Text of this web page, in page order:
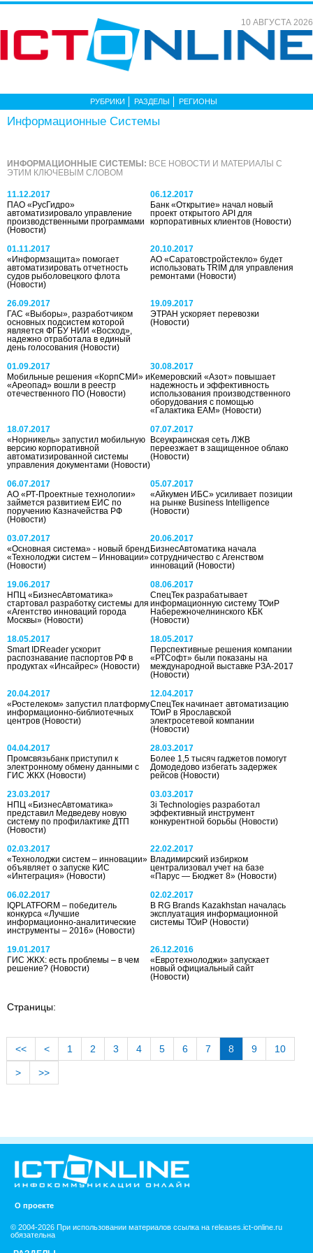
10 АВГУСТА 2026
РУБРИКИ РАЗДЕЛЫ РЕГИОНЫ
Информационные Системы
ИНФОРМАЦИОННЫЕ СИСТЕМЫ: ВСЕ НОВОСТИ И МАТЕРИАЛЫ С
ЭТИМ КЛЮЧЕВЫМ СЛОВОМ
11.12.2017
ПАО «РусГидро»
автоматизировало управление
производственными программами
(Новости)
06.12.2017
Банк «Открытие» начал новый
проект открытого API для
корпоративных клиентов(Новости)
01.11.2017
«Информзащита» помогает
автоматизировать отчетность
судов рыболовецкого флота
(Новости)
20.10.2017
АО «Саратовстройстекло» будет
использовать TRIM для управления
ремонтами(Новости)
26.09.2017
ГАС «Выборы», разработчиком
основных подсистем которой
является ФГБУ НИИ «Восход»,
надежно отработала в единый
день голосования (Новости)
19.09.2017
ЭТРАН ускоряет перевозки
(Новости)
01.09.2017
Мобильные решения «КорпСМИ» и
«Ареопад» вошли в реестр
отечественного ПО (Новости)
30.08.2017
Кемеровский «Азот» повышает
надежность и эффективность
использования производственного
оборудования с помощью
«Галактика ЕАМ»(Новости)
18.07.2017
«Норникель» запустил мобильную
версию корпоративной
автоматизированной системы
управления документами (Новости)
07.07.2017
Всеукраинская сеть ЛЖВ
переезжает в защищенное облако
(Новости)
06.07.2017
АО «РТ-Проектные технологии»
займется развитием ЕИС по
поручению Казначейства РФ
(Новости)
05.07.2017
«Айкумен ИБС» усиливает позиции
на рынке Business Intelligence
(Новости)
03.07.2017
«Основная система» - новый бренд
«Технолоджи систем – Инновации»
(Новости)
20.06.2017
БизнесАвтоматика начала
сотрудничество с Агенством
инноваций(Новости)
19.06.2017
НПЦ «БизнесАвтоматика»
стартовал разработку системы для
«Агентство инноваций города
Москвы» (Новости)
08.06.2017
СпецТек разрабатывает
информационную систему ТОиР
Набережночелнинского КБК
(Новости)
18.05.2017
Smart IDReader ускорит
распознавание паспортов РФ в
продуктах «Инсайрес» (Новости)
18.05.2017
Перспективные решения компании
«РТСофт» были показаны на
международной выставке РЗА-2017
(Новости)
20.04.2017
«Ростелеком» запустил платформу
информационно-библиотечных
центров (Новости)
12.04.2017
СпецТек начинает автоматизацию
ТОиР в Ярославской
электросетевой компании
(Новости)
04.04.2017
Промсвязьбанк приступил к
электронному обмену данными с
ГИС ЖКХ (Новости)
28.03.2017
Более 1,5 тысяч гаджетов помогут
Домодедово избегать задержек
рейсов(Новости)
23.03.2017
НПЦ «БизнесАвтоматика»
представил Медведеву новую
систему по профилактике ДТП
(Новости)
03.03.2017
3i Technologies разработал
эффективный инструмент
конкурентной борьбы(Новости)
02.03.2017
«Технолоджи систем – инновации»
объявляет о запуске КИС
«Интеграция» (Новости)
22.02.2017
Владимирский избирком
централизовал учет на базе
«Парус — Бюджет 8»(Новости)
06.02.2017
IQPLATFORM – победитель
конкурса «Лучшие
информационно-аналитические
инструменты – 2016» (Новости)
02.02.2017
В RG Brands Kazakhstan началась
эксплуатация информационной
системы ТОиР(Новости)
19.01.2017
ГИС ЖКХ: есть проблемы – в чем
решение? (Новости)
26.12.2016
«Евротехнолоджи» запускает
новый официальный сайт
(Новости)
Страницы:
<< < 1 2 3 4 5 6 7 8 9 10
> >>
О проекте
© 2004-2026 При использовании материалов ссылка на releases.ict-online.ru
обязательна